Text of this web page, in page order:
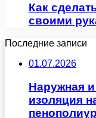
Как
своими
Последние записи
01.07.2026
Наружная
изоляция